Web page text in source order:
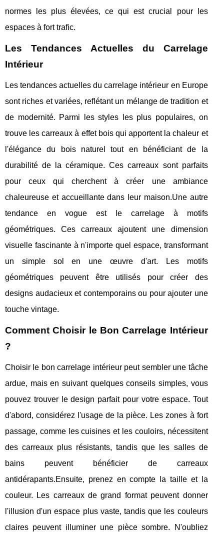
normes les plus élevées, ce qui est crucial pour les
espaces à fort trafic.
Les Tendances Actuelles du Carrelage
Intérieur
Les tendances actuelles du carrelage intérieur en Europe
sont riches et variées, reflétant un mélange de tradition et
de modernité. Parmi les styles les plus populaires, on
trouve les carreaux à effet bois qui apportent la chaleur et
l'élégance du bois naturel tout en bénéficiant de la
durabilité de la céramique. Ces carreaux sont parfaits
pour ceux qui cherchent à créer une ambiance
chaleureuse et accueillante dans leur maison.Une autre
tendance en vogue est le carrelage à motifs
géométriques. Ces carreaux ajoutent une dimension
visuelle fascinante à n'importe quel espace, transformant
un simple sol en une œuvre d'art. Les motifs
géométriques peuvent être utilisés pour créer des
designs audacieux et contemporains ou pour ajouter une
touche vintage.
Comment Choisir le Bon Carrelage Intérieur
?
Choisir le bon carrelage intérieur peut sembler une tâche
ardue, mais en suivant quelques conseils simples, vous
pouvez trouver le design parfait pour votre espace. Tout
d'abord, considérez l'usage de la pièce. Les zones à fort
passage, comme les cuisines et les couloirs, nécessitent
des carreaux plus résistants, tandis que les salles de
bains peuvent bénéficier de carreaux
antidérapants.Ensuite, prenez en compte la taille et la
couleur. Les carreaux de grand format peuvent donner
l'illusion d'un espace plus vaste, tandis que les couleurs
claires peuvent illuminer une pièce sombre. N'oubliez